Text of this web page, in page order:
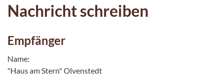
Nachricht schreiben
Empfänger
Name:
"Haus am Stern" Olvenstedt